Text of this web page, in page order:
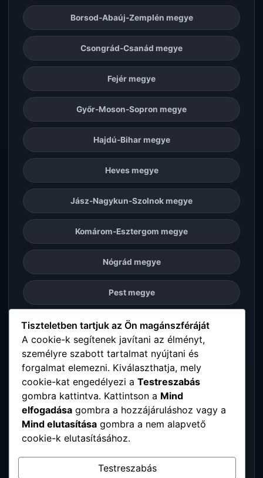
Borsod-Abaúj-Zemplén megye
Csongrád-Csanád megye
Fejér megye
Győr-Moson-Sopron megye
Hajdú-Bihar megye
Heves megye
Jász-Nagykun-Szolnok megye
Komárom-Esztergom megye
Nógrád megye
Pest megye
Somogy megye
Szabolcs-Szatmár-Bereg megye
Tolna megye
Vas megye
Veszprém megye
Tiszteletben tartjuk az Ön magánszféráját
A cookie-k segítenek javítani az élményt,
személyre szabott tartalmat nyújtani és
forgalmat elemezni. Kiválaszthatja, mely
cookie-kat engedélyezi a Testreszabás
gombra kattintva. Kattintson a Mind
elfogadása gombra a hozzájáruláshoz vagy a
Mind elutasítása gombra a nem alapvető
cookie-k elutasításához.
Testreszabás